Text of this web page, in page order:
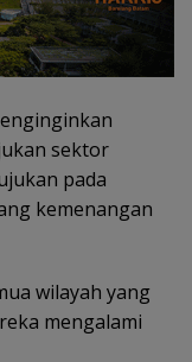
sektor
pada
kemenangan
wilayah yang
mengalami